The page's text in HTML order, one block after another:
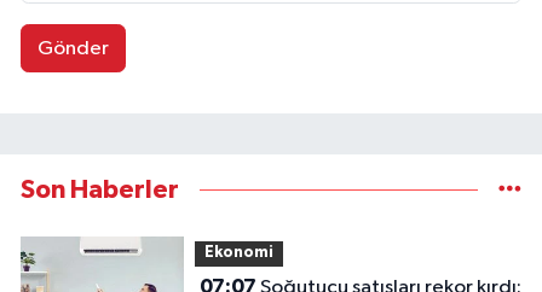
Gönder
Son Haberler
Ekonomi
07:07